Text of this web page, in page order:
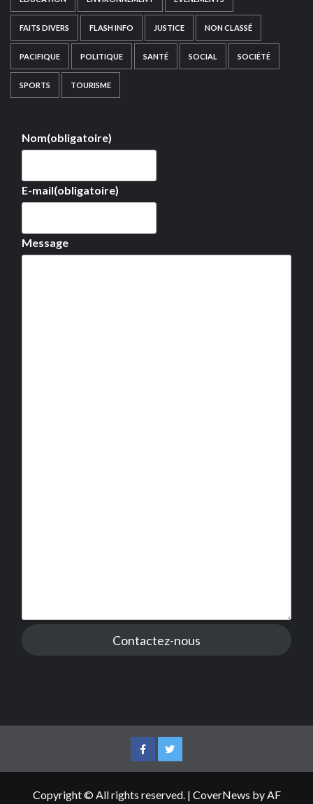
FAITS DIVERS FLASH INFO JUSTICE NON CLASSÉ
PACIFIQUE POLITIQUE SANTÉ SOCIAL SOCIÉTÉ
SPORTS TOURISME
Nom(obligatoire)
E-mail(obligatoire)
Message
Contactez-nous
FacebookTwitter
Copyright © All rights reserved. | CoverNews by AF